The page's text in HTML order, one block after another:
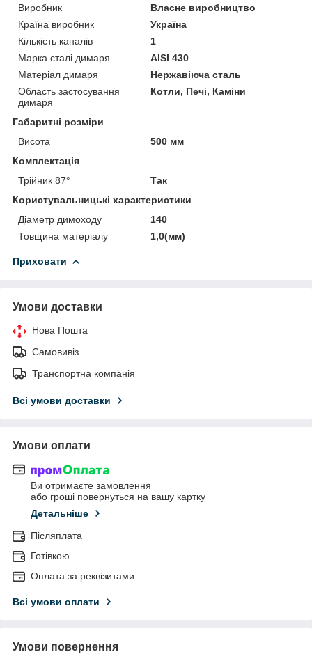
Виробник
Власне виробництво
Країна виробник
Україна
Кількість каналів
1
Марка сталі димаря
AISI 430
Матеріал димаря
Нержавіюча сталь
Область застосування
димаря
Котли, Печі, Каміни
Габаритні розміри
Висота
500 мм
Комплектація
Трійник 87°
Так
Користувальницькі характеристики
Діаметр димоходу
140
Товщина матеріалу
1,0(мм)
Приховати
Умови доставки
Нова Пошта
Самовивіз
Транспортна компанія
Всі умови доставки
Умови оплати
Ви отримаєте замовлення
або гроші повернуться на вашу картку
Детальніше
Післяплата
Готівкою
Оплата за реквізитами
Всі умови оплати
Умови повернення